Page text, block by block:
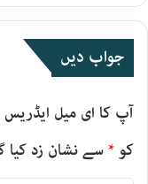
جواب دیں
آپ کا ای میل ایڈریس
کو *سے نشان زد کیا